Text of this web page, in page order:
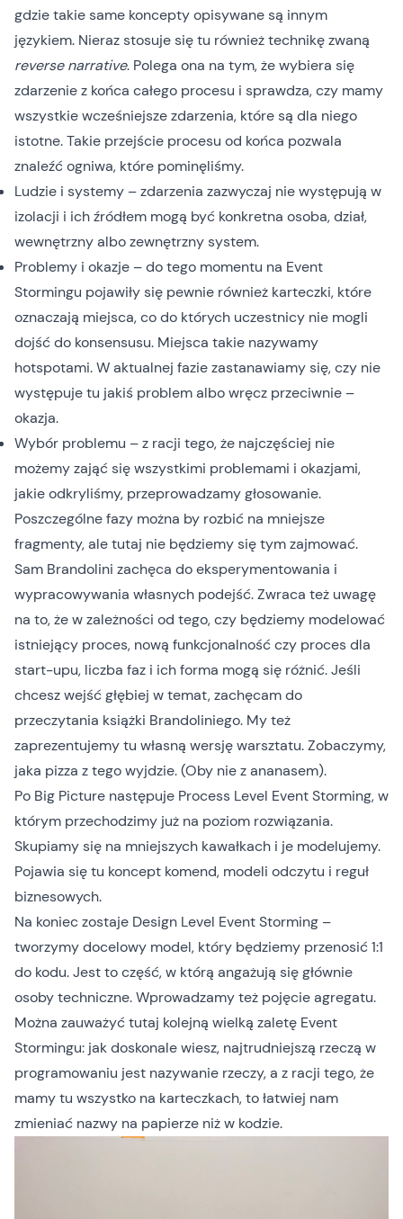
gdzie takie same koncepty opisywane są innym
językiem. Nieraz stosuje się tu również technikę zwaną
reverse narrative. Polega ona na tym, że wybiera się
zdarzenie z końca całego procesu i sprawdza, czy mamy
wszystkie wcześniejsze zdarzenia, które są dla niego
istotne. Takie przejście procesu od końca pozwala
znaleźć ogniwa, które pominęliśmy.
Ludzie i systemy – zdarzenia zazwyczaj nie występują w
izolacji i ich źródłem mogą być konkretna osoba, dział,
wewnętrzny albo zewnętrzny system.
Problemy i okazje – do tego momentu na Event
Stormingu pojawiły się pewnie również karteczki, które
oznaczają miejsca, co do których uczestnicy nie mogli
dojść do konsensusu. Miejsca takie nazywamy
hotspotami. W aktualnej fazie zastanawiamy się, czy nie
występuje tu jakiś problem albo wręcz przeciwnie –
okazja.
Wybór problemu – z racji tego, że najczęściej nie
możemy zająć się wszystkimi problemami i okazjami,
jakie odkryliśmy, przeprowadzamy głosowanie.
Poszczególne fazy można by rozbić na mniejsze
fragmenty, ale tutaj nie będziemy się tym zajmować.
Sam Brandolini zachęca do eksperymentowania i
wypracowywania własnych podejść. Zwraca też uwagę
na to, że w zależności od tego, czy będziemy modelować
istniejący proces, nową funkcjonalność czy proces dla
start-upu, liczba faz i ich forma mogą się różnić. Jeśli
chcesz wejść głębiej w temat, zachęcam do
przeczytania książki Brandoliniego. My też
zaprezentujemy tu własną wersję warsztatu. Zobaczymy,
jaka pizza z tego wyjdzie. (Oby nie z ananasem).
Po Big Picture następuje Process Level Event Storming, w
którym przechodzimy już na poziom rozwiązania.
Skupiamy się na mniejszych kawałkach i je modelujemy.
Pojawia się tu koncept komend, modeli odczytu i reguł
biznesowych.
Na koniec zostaje Design Level Event Storming –
tworzymy docelowy model, który będziemy przenosić 1:1
do kodu. Jest to część, w którą angażują się głównie
osoby techniczne. Wprowadzamy też pojęcie agregatu.
Można zauważyć tutaj kolejną wielką zaletę Event
Stormingu: jak doskonale wiesz, najtrudniejszą rzeczą w
programowaniu jest nazywanie rzeczy, a z racji tego, że
mamy tu wszystko na karteczkach, to łatwiej nam
zmieniać nazwy na papierze niż w kodzie.